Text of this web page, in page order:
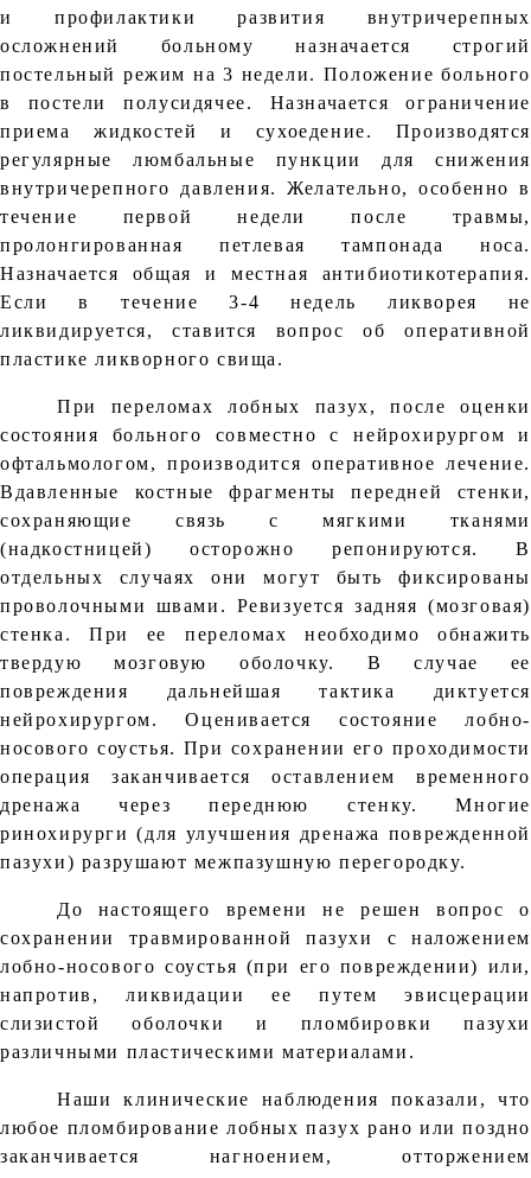
и профилактики развития внутричерепных
осложнений больному назначается строгий
постельный режим на 3 недели. Положение больного
в постели полусидячее. Назначается ограничение
приема жидкостей и сухоедение. Производятся
регулярные люмбальные пункции для снижения
внутричерепного давления. Желательно, особенно в
течение первой недели после травмы,
пролонгированная петлевая тампонада носа.
Назначается общая и местная антибиотикотерапия.
Если в течение 3-4 недель ликворея не
ликвидируется, ставится вопрос об оперативной
пластике ликворного свища.
При переломах лобных пазух, после оценки
состояния больного совместно с нейрохирургом и
офтальмологом, производится оперативное лечение.
Вдавленные костные фрагменты передней стенки,
сохраняющие связь с мягкими тканями
(надкостницей) осторожно репонируются. В
отдельных случаях они могут быть фиксированы
проволочными швами. Ревизуется задняя (мозговая)
стенка. При ее переломах необходимо обнажить
твердую мозговую оболочку. В случае ее
повреждения дальнейшая тактика диктуется
нейрохирургом. Оценивается состояние лобно-
носового соустья. При сохранении его проходимости
операция заканчивается оставлением временного
дренажа через переднюю стенку. Многие
ринохирурги (для улучшения дренажа поврежденной
пазухи) разрушают межпазушную перегородку.
До настоящего времени не решен вопрос о
сохранении травмированной пазухи с наложением
лобно-носового соустья (при его повреждении) или,
напротив, ликвидации ее путем эвисцерации
слизистой оболочки и пломбировки пазухи
различными пластическими материалами.
Наши клинические наблюдения показали, что
любое пломбирование лобных пазух рано или поздно
заканчивается нагноением, отторжением